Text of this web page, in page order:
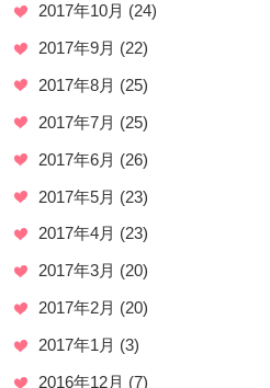
2017年10月 (24)
2017年9月 (22)
2017年8月 (25)
2017年7月 (25)
2017年6月 (26)
2017年5月 (23)
2017年4月 (23)
2017年3月 (20)
2017年2月 (20)
2017年1月 (3)
2016年12月 (7)